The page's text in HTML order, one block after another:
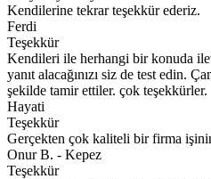
Kendilerine tekrar teşekkür ederiz.
Ferdi
Teşekkür
Kendileri ile herhangi bir konuda
yanıt alacağınızı siz de test edin.
şekilde tamir ettiler. çok teşekkürler.
Hayati
Teşekkür
Gerçekten çok kaliteli bir firma
Onur B. - Kepez
Teşekkür